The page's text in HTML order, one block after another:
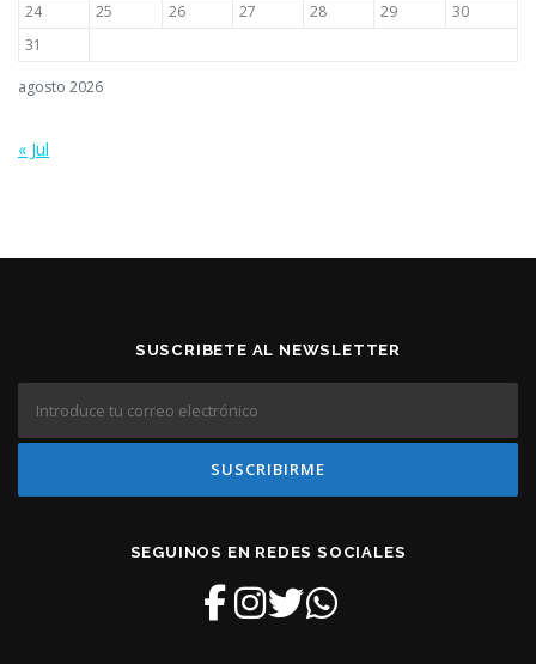
agosto 2026
24
25 26 27 28 29
30
31
« Jul
SUSCRIBETE AL NEWSLETTER
SEGUINOS EN REDES SOCIALES